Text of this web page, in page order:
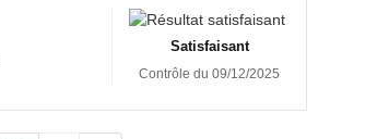
Satisfaisant
Contrôle du 09/12/2025